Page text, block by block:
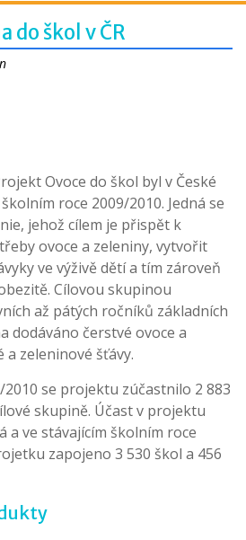
do škol v ČR
Ovoce do škol byl v České
roce 2009/2010. Jedná se
jehož cílem je přispět k
ovoce a zeleniny, vytvořit
ve výživě dětí a tím zároveň
Cílovou skupinou
až pátých ročníků základních
dodáváno čerstvé ovoce a
a zeleninové šťávy.
se projektu zúčastnilo 2 883
skupině. Účast v projektu
a ve stávajícím školním roce
zapojeno 3 530 škol a 456